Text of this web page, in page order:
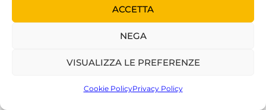
ACCETTA
NEGA
VISUALIZZA LE PREFERENZE
Cookie PolicyPrivacy Policy
Nel 1976, in occasione del suo Dottorato di
della Clinica S.Anne de Paris diretta dal
Viene nominato nel 1984 presso le U.S.L. di
Équipes per la diagnosi dei disturbi mentali e